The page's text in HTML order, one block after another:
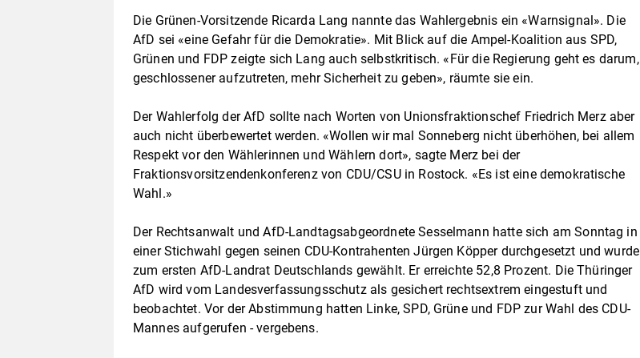
Die Grünen-Vorsitzende Ricarda Lang nannte das Wahlergebnis ein «Warnsignal». Die
AfD sei «eine Gefahr für die Demokratie». Mit Blick auf die Ampel-Koalition aus SPD,
Grünen und FDP zeigte sich Lang auch selbstkritisch. «Für die Regierung geht es darum,
geschlossener aufzutreten, mehr Sicherheit zu geben», räumte sie ein.
Der Wahlerfolg der AfD sollte nach Worten von Unionsfraktionschef Friedrich Merz aber
auch nicht überbewertet werden. «Wollen wir mal Sonneberg nicht überhöhen, bei allem
Respekt vor den Wählerinnen und Wählern dort», sagte Merz bei der
Fraktionsvorsitzendenkonferenz von CDU/CSU in Rostock. «Es ist eine demokratische
Wahl.»
Der Rechtsanwalt und AfD-Landtagsabgeordnete Sesselmann hatte sich am Sonntag in
einer Stichwahl gegen seinen CDU-Kontrahenten Jürgen Köpper durchgesetzt und wurde
zum ersten AfD-Landrat Deutschlands gewählt. Er erreichte 52,8 Prozent. Die Thüringer
AfD wird vom Landesverfassungsschutz als gesichert rechtsextrem eingestuft und
beobachtet. Vor der Abstimmung hatten Linke, SPD, Grüne und FDP zur Wahl des CDU-
Mannes aufgerufen - vergebens.